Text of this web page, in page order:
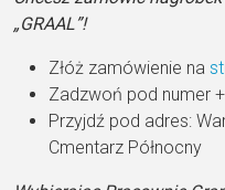
„GRAAL”!
Złóż zamówienie na
Zadzwoń pod numer
Przyjdź pod adres:
Cmentarz Północny